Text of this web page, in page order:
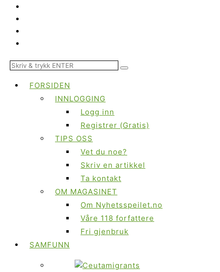
FORSIDEN
INNLOGGING
Logg inn
Registrer (Gratis)
TIPS OSS
Vet du noe?
Skriv en artikkel
Ta kontakt
OM MAGASINET
Om Nyhetsspeilet.no
Våre 118 forfattere
Fri gjenbruk
SAMFUNN